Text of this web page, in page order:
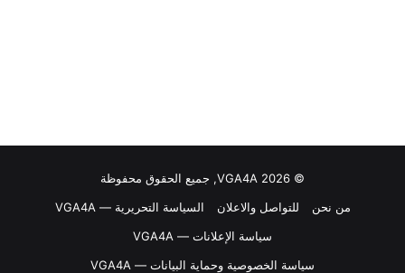
© VGA4A 2026, جميع الحقوق محفوظة
من نحن
للتواصل والاعلان
السياسة التحريرية — VGA4A
سياسة الإعلانات — VGA4A
سياسة الخصوصية وحماية البيانات — VGA4A